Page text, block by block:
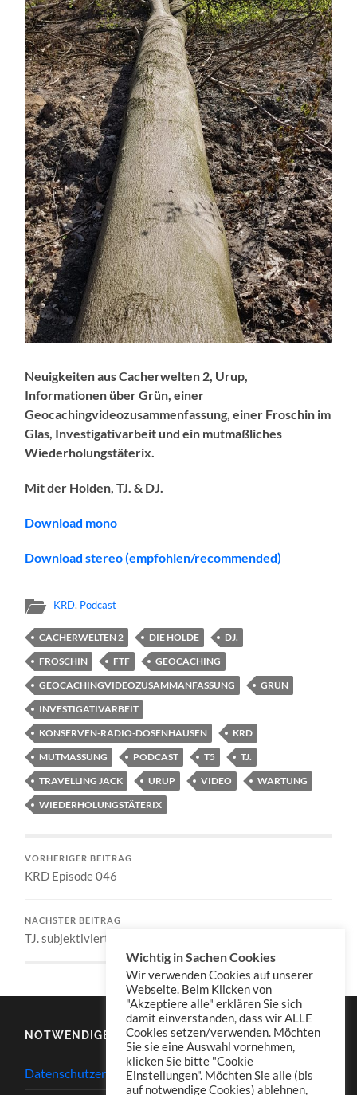
Neuigkeiten aus Cacherwelten 2, Urup,
Informationen über Grün, einer
Geocachingvideozusammenfassung, einer Froschin im
Glas, Investigativarbeit und ein mutmaßliches
Wiederholungstäterix.
Mit der Holden, TJ. & DJ.
Download mono
Download stereo (empfohlen/recommended)
KRD, Podcast
CACHERWELTEN 2 DIE HOLDE
DJ.
FROSCHIN
FTF
GEOCACHING
GEOCACHINGVIDEOZUSAMMANFASSUNG
GRÜN
INVESTIGATIVARBEIT
KONSERVEN-RADIO-DOSENHAUSEN
KRD
MUTMASSUNG
PODCAST T5
TJ.
TRAVELLING JACK
URUP VIDEO
WARTUNG
WIEDERHOLUNGSTÄTERIX
VORHERIGER BEITRAG
KRD Episode 046
NÄCHSTER BEITRAG
TJ. subjektiviert – Episode 037
NOTWENDIGES
Datenschutzerklärung
Wichtig in Sachen Cookies
Wir verwenden Cookies auf unserer
Webseite. Beim Klicken von
"Akzeptiere alle" erklären Sie sich
damit einverstanden, dass wir ALLE
Cookies setzen/verwenden. Möchten
Sie sie eine Auswahl vornehmen,
klicken Sie bitte "Cookie
Einstellungen". Möchten Sie alle (bis
auf notwendige Cookies) ablehnen,